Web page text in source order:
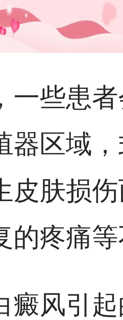
一些患
器区域
皮肤损
的疼痛等
癜风引